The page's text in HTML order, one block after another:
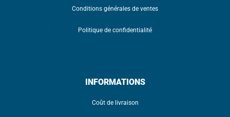
Conditions générales de ventes
Politique de confidentialité
INFORMATIONS
Coût de livraison